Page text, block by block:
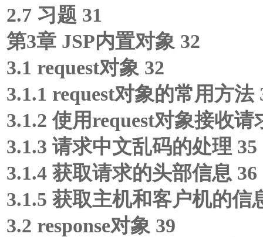
2.7 习题 31
第3章 JSP内置对象 32
3.1 request对象 32
3.1.1 request对象的常用方法
3.1.2 使用request对象接收请
3.1.3 请求中文乱码的处理 35
3.1.4 获取请求的头部信息 36
3.1.5 获取主机和客户机的信
3.2 response对象 39